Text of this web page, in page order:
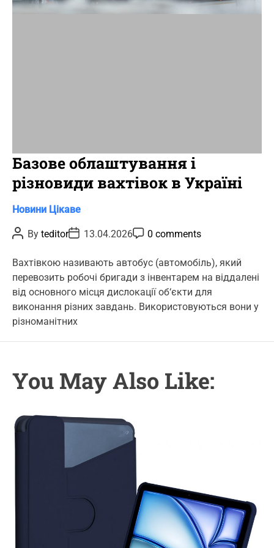
Базове облаштування і
різновиди вахтівок в Україні
C
t
g
o
r
i
e
s
Новини Цікаве
P
o
t
A
u
t
h
o
r
By teditorP
o
t
D
a
t
e
13.04.2026P
o
t
o
m
e
0 comments
Вахтівкою називають автобус (автомобіль), який
перевозить робочі бригади з інвентарем на віддалені
від основного місця дислокації об‘єкти для
виконання різних завдань. Використовуються вони у
різноманітних
You May Also Like: